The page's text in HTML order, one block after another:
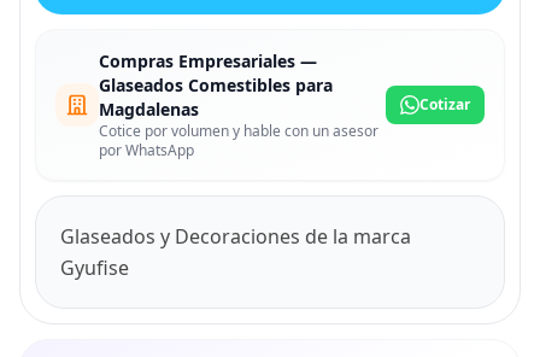
Compras Empresariales —
Glaseados Comestibles para
Magdalenas
Cotice por volumen y hable con un asesor
por WhatsApp
Cotizar
Glaseados y Decoraciones de la marca
Gyufise